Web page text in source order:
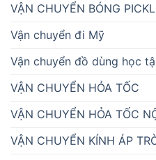
VẬN CHUYỂN BÓNG
Vận chuyển đi Mỹ
Vận chuyển đồ dùng học
VẬN CHUYỂN HỎA TỐC
VẬN CHUYỂN HỎA TỐC
VẬN CHUYỂN KÍNH ÁP